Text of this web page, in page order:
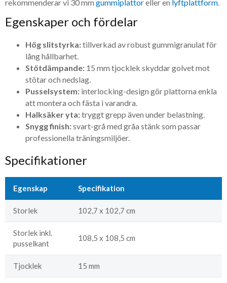
rekommenderar vi 30 mm gummiplattoreller en lyftplattform.
Egenskaper och fördelar
Hög slitstyrka:tillverkad av robust gummigranulat för
lång hållbarhet.
Stötdämpande: 15 mm tjocklek skyddar golvet mot
stötar och nedslag.
Pusselsystem: interlocking-design gör plattorna enkla
att montera och fästa i varandra.
Halksäker yta:tryggt grepp även under belastning.
Snygg finish:svart-grå med gråa stänk som passar
professionella träningsmiljöer.
Specifikationer
Egenskap Specifikation
Storlek 102,7 x 102,7 cm
Storlek inkl.
pusselkant
108,5 x 108,5 cm
Tjocklek 15 mm